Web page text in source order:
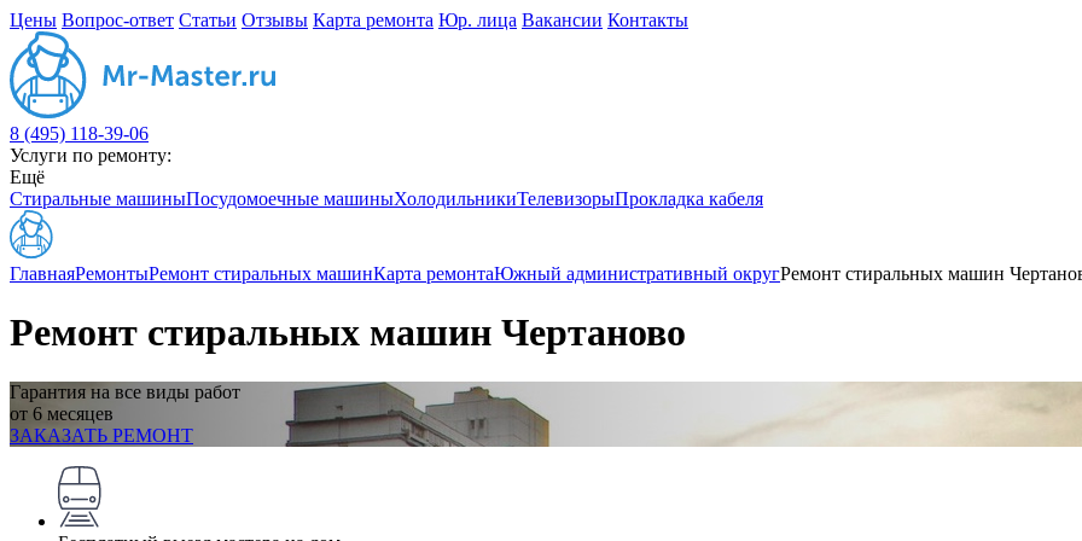
Цены Вопрос-ответ Статьи Отзывы Карта ремонта Юр. лица Вакансии Контакты
8 (495) 118-39-06
Услуги по ремонту:
Ещё
Стиральные машиныПосудомоечные машиныХолодильникиТелевизорыПрокладка кабеля
ГлавнаяРемонтыРемонт стиральных машинКарта ремонтаЮжный административный округРемонт стиральных машин
Ремонт стиральных машин Чертаново
Гарантия на все виды работ
от 6 месяцев
ЗАКАЗАТЬ РЕМОНТ